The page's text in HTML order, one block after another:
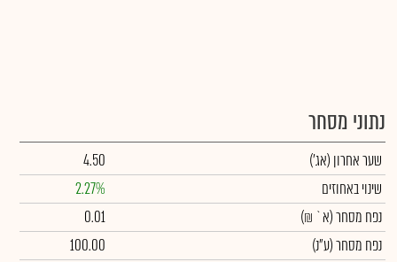
נתוני מסחר
שער אחרון (אג')
4.50
שינוי באחוזים
2.27%
נפח מסחר(א` ₪)
0.01
נפח מסחר(ע"נ)
100.00